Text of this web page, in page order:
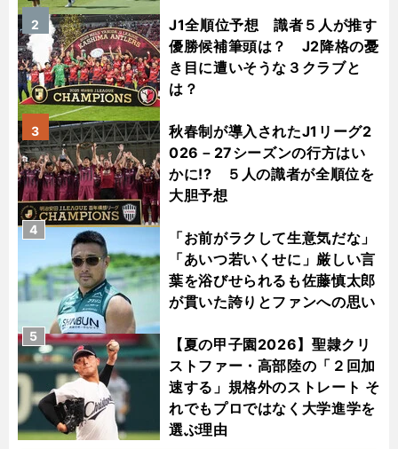
J1全順位予想 識者５人が推す
優勝候補筆頭は？ J2降格の憂
き目に遭いそうな３クラブと
は？
2
秋春制が導入されたJ1リーグ2
026－27シーズンの行方はい
かに!? ５人の識者が全順位を
大胆予想
3
「お前がラクして生意気だな」
「あいつ若いくせに」厳しい言
葉を浴びせられるも佐藤慎太郎
が貫いた誇りとファンへの思い
4
【夏の甲子園2026】聖隷クリ
ストファー・高部陸の「２回加
速する」規格外のストレート そ
れでもプロではなく大学進学を
選ぶ理由
5